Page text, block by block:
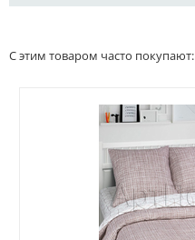
С этим товаром часто покупают: